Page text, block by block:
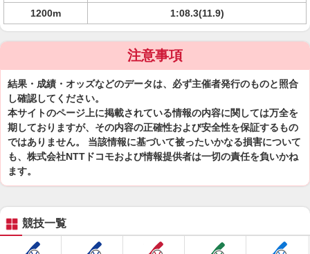
1200m
1:08.3(11.9)
注意事項
結果・成績・オッズなどのデータは、必ず主催者発行のものと照合
し確認してください。
本サイトのページ上に掲載されている情報の内容に関しては万全を
期しておりますが、その内容の正確性および安全性を保証するもの
ではありません。 当該情報に基づいて被ったいかなる損害について
も、株式会社NTTドコモおよび情報提供者は一切の責任を負いかね
ます。
競技一覧